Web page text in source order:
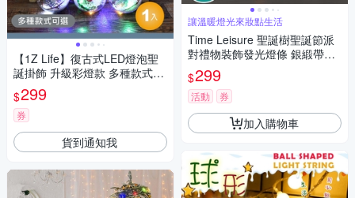
【1Z Life】復古式LED燈泡聖
誕掛飾 升級彩燈款 多種款式可
選
$299
券
貨到通知我
讓溫暖燈光來妝點生活
Time Leisure 聖誕樹聖誕節派
對禮物裝飾發光燈條 銀緞帶暖
光/3M
$299
活動 券
加入購物車